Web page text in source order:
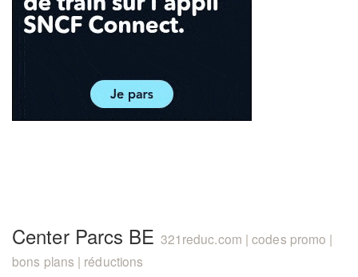
Center Parcs BE 321reduc.com | codes promo |
bons plans | réductions